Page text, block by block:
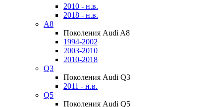
2010 - н.в.
2018 - н.в.
A8
Поколения Audi A8
1994-2002
2003-2010
2010-2018
Q3
Поколения Audi Q3
2011 - н.в.
Q5
Поколения Audi Q5